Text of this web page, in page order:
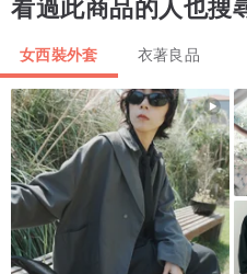
的時髦。
棉麻衣物易皺，建議備掛燙機~
女西裝外套 衣著良品